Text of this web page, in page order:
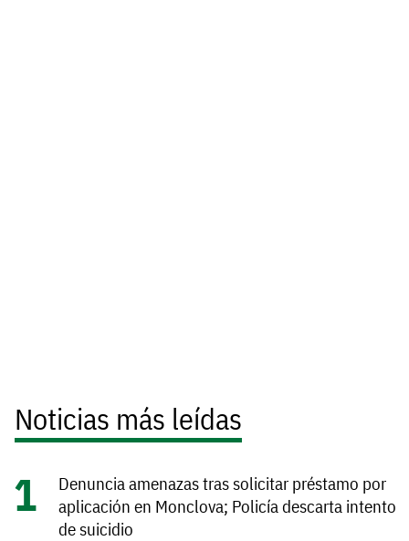
Noticias más leídas
Denuncia amenazas tras solicitar préstamo por
aplicación en Monclova; Policía descarta intento
de suicidio